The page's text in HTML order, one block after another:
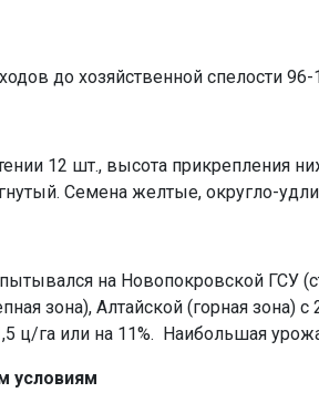
до хозяйственной спелости
12 шт., высота прикрепления
Семена желтые, округло-
на Новопокровской ГСУ
зона), Алтайской (горная зона)
ц/га или на 11%. Наибольшая
условиям